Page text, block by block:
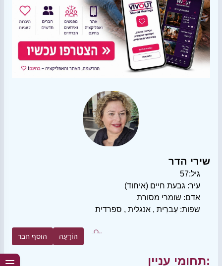
שירי הדר
גיל:57
עיר: גבעת חיים (איחוד)
אדם: שומרי מסורת
שפות: עִברִית , אנגלית , ספרדית
הוסף חבר הוֹדָעָה
תחומי עניין: